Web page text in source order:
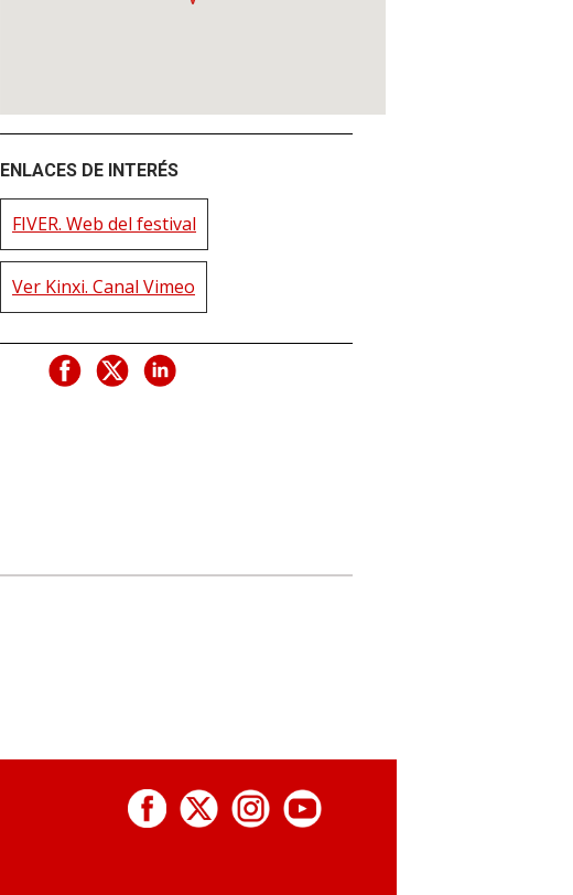
ENLACES DE INTERÉS
FIVER. Web del festival
Ver Kinxi. Canal Vimeo